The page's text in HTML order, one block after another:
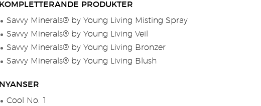
KOMPLETTERANDE PRODUKTER
Savvy Minerals® by Young Living Misting Spray
Savvy Minerals® by Young Living Veil
Savvy Minerals® by Young Living Bronzer
Savvy Minerals® by Young Living Blush
NYANSER
Cool No. 1